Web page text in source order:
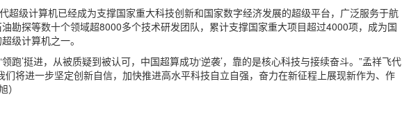
超级计算机已经成为支撑国家重大科技创新和国家数字经济发展的超级平台，广泛服务于航
勘探等数十个领域超8000多个技术研发团队，累计支撑国家重大项目超过4000项，成为国
级计算机之一。
‘领跑’挺进，从被质疑到被认可，中国超算成功‘逆袭’，靠的是核心科技与接续奋斗。”孟祥飞代
们将进一步坚定创新自信，加快推进高水平科技自立自强，奋力在新征程上展现新作为、作
）